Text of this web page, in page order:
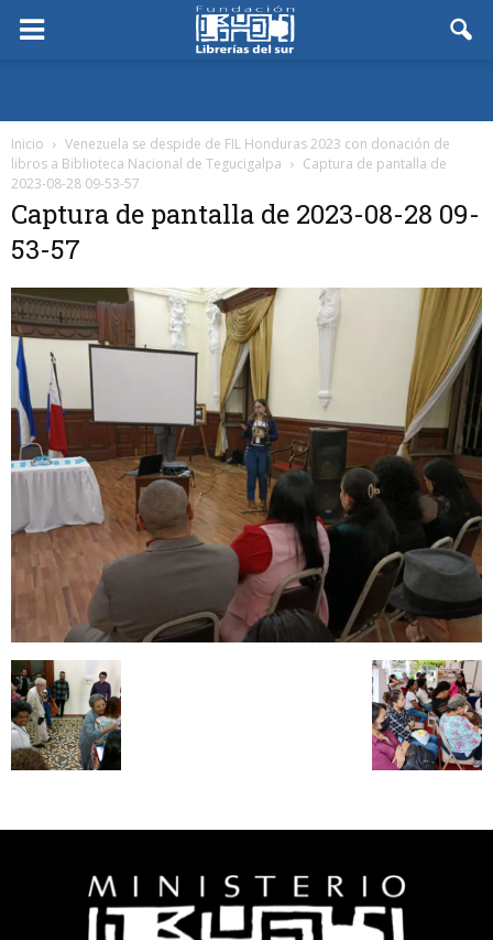
Inicio
Venezuela se despide de FIL Honduras 2023 con donación de
libros a Biblioteca Nacional de Tegucigalpa
Captura de pantalla de
2023-08-28 09-53-57
Captura de pantalla de 2023-08-28 09-
53-57